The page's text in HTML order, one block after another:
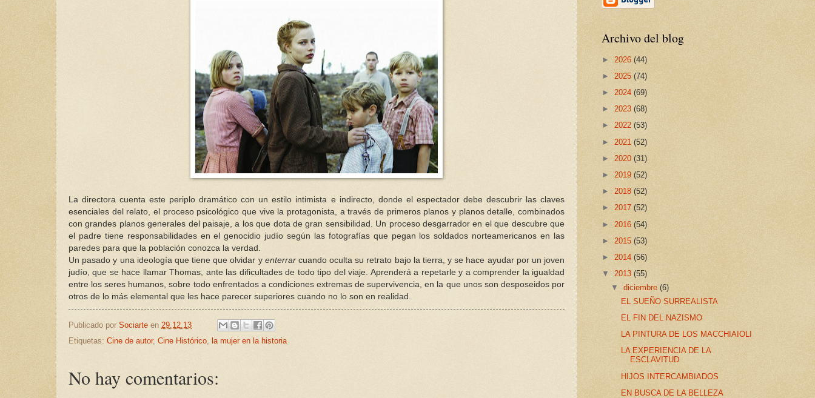
La directora cuenta este periplo dramático con un estilo intimista e indirecto, donde el espectador debe descubrir las claves
esenciales del relato, el proceso psicológico que vive la protagonista, a través de primeros planos y planos detalle, combinados
con grandes planos generales del paisaje, a los que dota de gran sensibilidad. Un proceso desgarrador en el que descubre que
el padre tiene responsabilidades en el genocidio judío según las fotografías que pegan los soldados norteamericanos en las
paredes para que la población conozca la verdad.
Un pasado y una ideología que tiene que olvidar y enterrarcuando oculta su retrato bajo la tierra, y se hace ayudar por un joven
judío, que se hace llamar Thomas, ante las dificultades de todo tipo del viaje. Aprenderá a repetarle y a comprender la igualdad
entre los seres humanos, sobre todo enfrentados a condiciones extremas de supervivencia, en la que unos son desposeidos por
otros de lo más elemental que les hace parecer superiores cuando no lo son en realidad.
Publicado por Sociarte en 29.12.13
Etiquetas: Cine de autor, Cine Histórico, la mujer en la historia
No hay comentarios:
Archivo del blog
► 2026 (44)
► 2025 (74)
► 2024 (69)
► 2023 (68)
► 2022 (53)
► 2021 (52)
► 2020 (31)
► 2019 (52)
► 2018 (52)
► 2017 (52)
► 2016 (54)
► 2015 (53)
► 2014 (56)
▼ 2013 (55)
▼diciembre(6)
EL SUEÑO SURREALISTA
EL FIN DEL NAZISMO
LA PINTURA DE LOS MACCHIAIOLI
LA EXPERIENCIA DE LA
ESCLAVITUD
HIJOS INTERCAMBIADOS
EN BUSCA DE LA BELLEZA